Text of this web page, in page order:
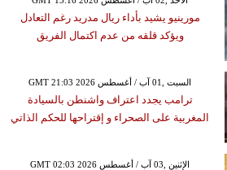
مورينيو يشيد بأداء ريال مدريد رغم التعادل
ويؤكد قلقه من عدم اكتمال الفريق
GMT 21:03 2026 السبت ,01 آب / أغسطس
ترامب يجدد اعتراف واشنطن بالسيادة
المغربية على الصحراء و إقتراحها للحكم الذاتي
GMT 02:03 2026 الإثنين ,03 آب / أغسطس